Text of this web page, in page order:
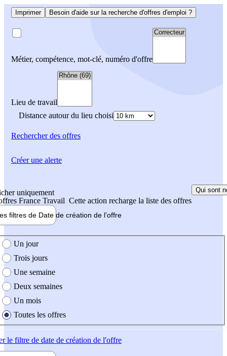
Imprimer Besoin d'aide sur la recherche d'offres d'emploi ?
Métier, compétence, mot-clé, numéro d'offre
Lieu de travail
Distance autour du lieu choisi
Rechercherdes offres
uniquement
France Travail Cette action recharge la liste des offres
Qui sont
filtres de Date de création de l'offre
création de l'offre
Un jour
Trois jours
Une semaine
Deux semaines
Un mois
Toutes les offres
le filtre de date de création de l'offre
Créer une alerte